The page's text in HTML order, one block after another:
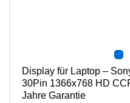
Display für Laptop –
30Pin 1366x768 HD
Jahre Garantie